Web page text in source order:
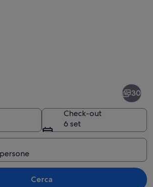
Una vista aerea di un'isola circolare
30
Check-out
6 set
Cerca